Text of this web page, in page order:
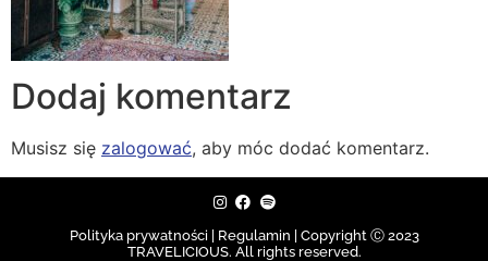
Dodaj komentarz
Musisz się zalogować, aby móc dodać komentarz.
Polityka prywatności | Regulamin | Copyright Ⓒ 2023
TRAVELICIOUS. All rights reserved.